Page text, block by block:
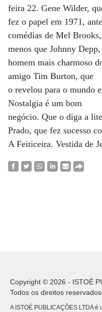
feira 22. Gene Wilder,
fez o papel em 1971,
comédias de Mel
menos que Johnny
homem mais charmoso
amigo Tim Burton, que
o revelou para o mundo
Nostalgia é um bom
negócio. Que o diga a
Prado, que fez sucesso
A Feiticeira. Vestida de
Copyright © 2026 - ISTOÉ
Todos os direitos reservados.
A ISTOÉ PUBLICAÇÕES LTDA